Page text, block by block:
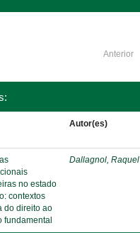
Anterior
Autor(es)
no estado
contextos
do direito ao
fundamental
Dallagnol, Raquel